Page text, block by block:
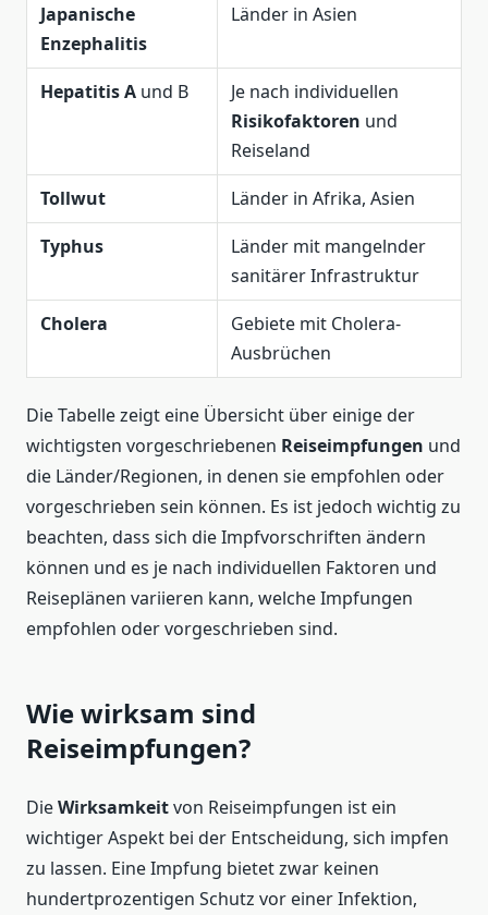
Japanische
Enzephalitis
Länder in Asien
Hepatitis A und B
Je nach individuellen
Risikofaktoren und
Reiseland
Tollwut
Länder in Afrika, Asien
Typhus
Länder mit mangelnder
sanitärer Infrastruktur
Cholera
Gebiete mit Cholera-
Ausbrüchen
Die Tabelle zeigt eine Übersicht über einige der
wichtigsten vorgeschriebenen Reiseimpfungen und
die Länder/Regionen, in denen sie empfohlen oder
vorgeschrieben sein können. Es ist jedoch wichtig zu
beachten, dass sich die Impfvorschriften ändern
können und es je nach individuellen Faktoren und
Reiseplänen variieren kann, welche Impfungen
empfohlen oder vorgeschrieben sind.
Wie wirksam sind
Reiseimpfungen?
DieWirksamkeitvon Reiseimpfungen ist ein
wichtiger Aspekt bei der Entscheidung, sich impfen
zu lassen. Eine Impfung bietet zwar keinen
hundertprozentigen Schutz vor einer Infektion,